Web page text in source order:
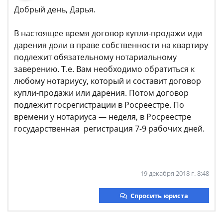
Добрый день, Дарья.
В настоящее время договор купли-продажи иди
дарения доли в праве собственности на квартиру
подлежит обязательному нотариальному
заверению. Т.е. Вам необходимо обратиться к
любому нотариусу, который и составит договор
купли-продажи или дарения. Потом договор
подлежит госрегистрации в Росреестре. По
времени у нотариуса — неделя, в Росреестре
государственная регистрация 7-9 рабочих дней.
19 декабря 2018 г. 8:48
Спросить юриста